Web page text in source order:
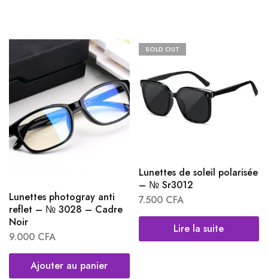
Lunettes photogray anti
reflet – № 3028 – Cadre
Noir
9.000 CFA
Ajouter au panier
SOLD OUT
Lunettes de soleil polarisée
– № Sr3012
7.500 CFA
Lire la suite